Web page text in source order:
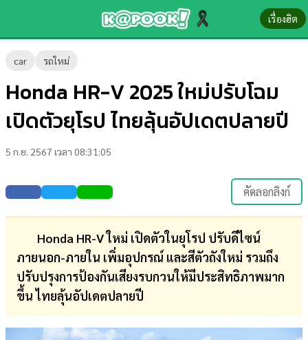
เรื่องฮิต
car รถใหม่
Honda HR-V 2025 ใหม่ปรับโฉม
เปิดตัวยุโรป ไทยลุ้นอัปเดตปลายปี
5 ก.ย. 2567 เวลา 08:31:05
คัดลอกลิงก์
Honda HR-V ใหม่ เปิดตัวในยุโรป ปรับดีไซน์
ภายนอก-ภายใน เพิ่มอุปกรณ์ และสีตัวถังใหม่ รวมถึง
ปรับปรุงการป้องกันเสียงรบกวนให้มีประสิทธิภาพมาก
ขึ้น ไทยลุ้นอัปเดตปลายปี
ข่าว-
ความ
รู้
บันเทิง
ตรวจ
หวย
ผล
บอล
สด
การ